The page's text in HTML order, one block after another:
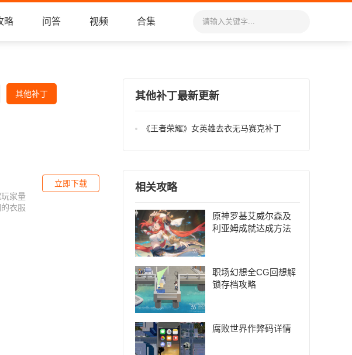
略 问答 视频 合集
其他补丁
立即下载
家量
衣服
其他补丁最新更新
《王者荣耀》女英雄去衣无马赛克补丁
相关攻略
原神罗基艾威尔森及
利亚姆成就达成方法
职场幻想全CG回想解
锁存档攻略
腐败世界作弊码详情